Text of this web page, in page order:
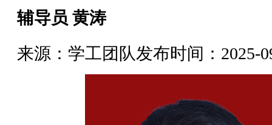
辅导员 黄涛
来源：学工团队发布时间：2025-